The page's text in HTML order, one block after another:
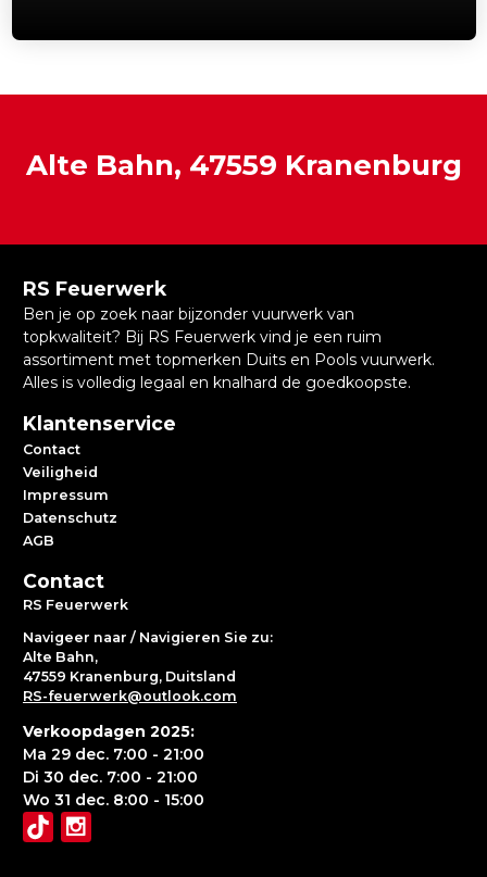
Alte Bahn, 47559 Kranenburg
RS Feuerwerk
Ben je op zoek naar bijzonder vuurwerk van
topkwaliteit? Bij RS Feuerwerk vind je een ruim
assortiment met topmerken Duits en Pools vuurwerk.
Alles is volledig legaal en knalhard de goedkoopste.
Klantenservice
Contact
Veiligheid
Impressum
Datenschutz
AGB
Contact
RS Feuerwerk
Navigeer naar / Navigieren Sie zu:
Alte Bahn,
47559 Kranenburg, Duitsland
RS-feuerwerk@outlook.com
Verkoopdagen 2025:
Ma 29 dec. 7:00 - 21:00
Di 30 dec. 7:00 - 21:00
Wo 31 dec. 8:00 - 15:00